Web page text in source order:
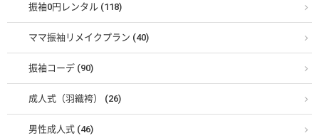
振袖0円レンタル (118)
ママ振袖リメイクプラン (40)
振袖コーデ (90)
成人式（羽織袴） (26)
男性成人式 (46)